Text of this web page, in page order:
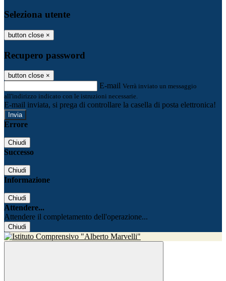
Seleziona utente
button close ×
Recupero password
button close ×
E-mail Verrà inviato un messaggio
all'indirizzo indicato con le istruzioni necessarie.
E-mail inviata, si prega di controllare la casella di posta elettronica!
Errore
Chiudi
Successo
Chiudi
Informazione
Chiudi
Attendere...
Attendere il completamento dell'operazione...
Chiudi